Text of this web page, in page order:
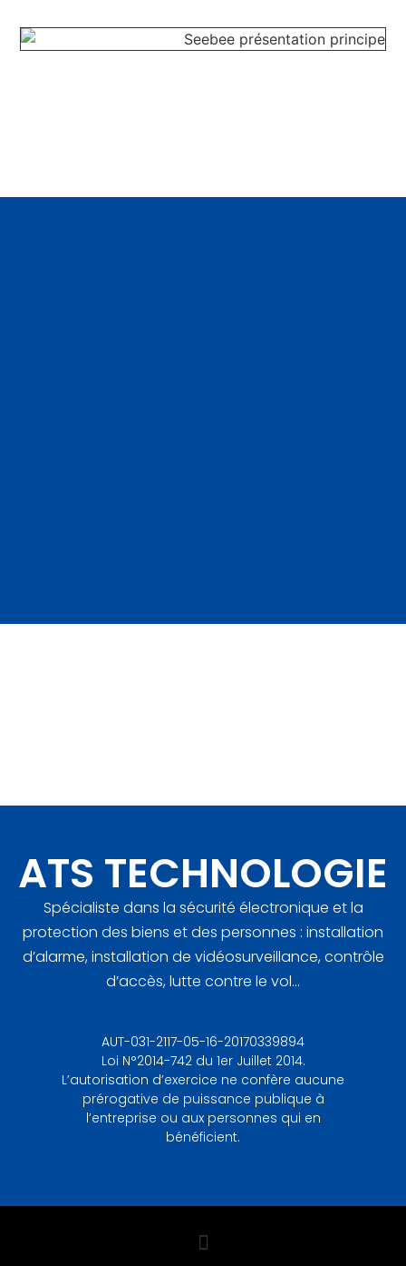
ATS TECHNOLOGIE
Spécialiste dans la sécurité électronique et la
protection des biens et des personnes : installation
d’alarme, installation de vidéosurveillance, contrôle
d’accès, lutte contre le vol…
AUT-031-2117-05-16-20170339894
Loi N°2014-742 du 1er Juillet 2014.
L’autorisation d’exercice ne confère aucune
prérogative de puissance publique à
l’entreprise ou aux personnes qui en
bénéficient.